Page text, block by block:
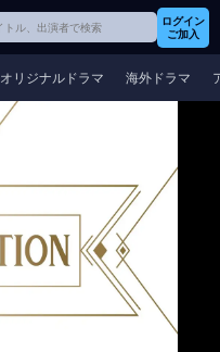
ログイン
ご加入
オリジナルドラマ 海外ドラマ